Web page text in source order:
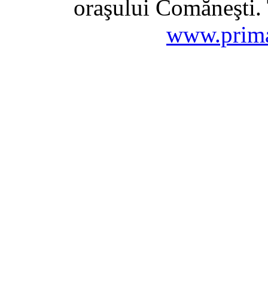
oraşului